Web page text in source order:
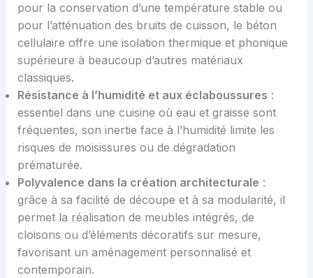
pour la conservation d’une température stable ou
pour l’atténuation des bruits de cuisson, le béton
cellulaire offre une isolation thermique et phonique
supérieure à beaucoup d’autres matériaux
classiques.
Résistance à l’humidité et aux éclaboussures :
essentiel dans une cuisine où eau et graisse sont
fréquentes, son inertie face à l’humidité limite les
risques de moisissures ou de dégradation
prématurée.
Polyvalence dans la création architecturale :
grâce à sa facilité de découpe et à sa modularité, il
permet la réalisation de meubles intégrés, de
cloisons ou d’éléments décoratifs sur mesure,
favorisant un aménagement personnalisé et
contemporain.